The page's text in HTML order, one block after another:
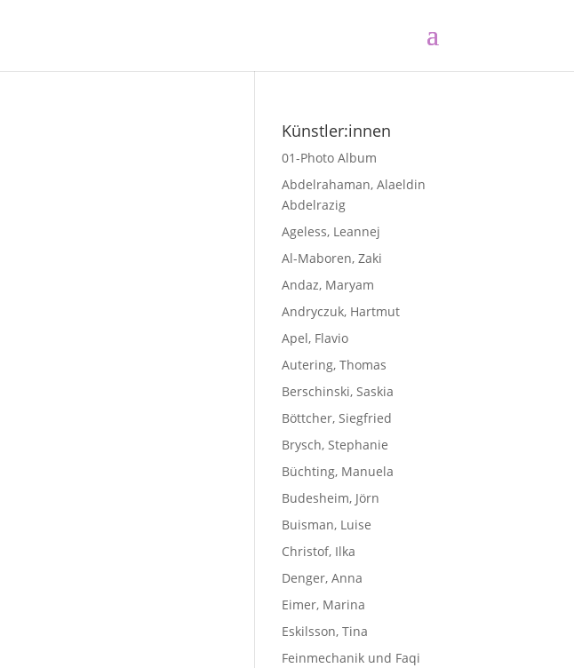
Künstler:innen
01-Photo Album
Abdelrahaman, Alaeldin
Abdelrazig
Ageless, Leannej
Al-Maboren, Zaki
Andaz, Maryam
Andryczuk, Hartmut
Apel, Flavio
Autering, Thomas
Berschinski, Saskia
Böttcher, Siegfried
Brysch, Stephanie
Büchting, Manuela
Budesheim, Jörn
Buisman, Luise
Christof, Ilka
Denger, Anna
Eimer, Marina
Eskilsson, Tina
Feinmechanik und Faqi